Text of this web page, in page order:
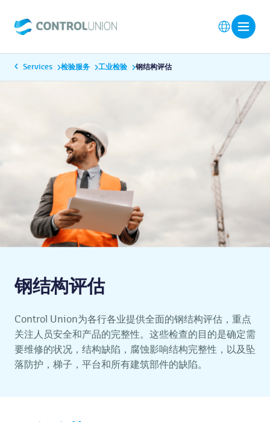
钢结构评估
Control Union为各行各业提供全面的钢结构评估，重点
关注人员安全和产品的完整性。这些检查的目的是确定需
要维修的状况，结构缺陷，腐蚀影响结构完整性，以及坠
落防护，梯子，平台和所有建筑部件的缺陷。
Services 检验服务 工业检验 钢结构评估